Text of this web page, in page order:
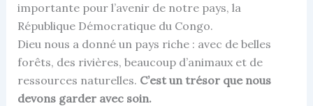
importante pour l’avenir de notre pays, la
République Démocratique du Congo.
Dieu nous a donné un pays riche : avec de belles
forêts, des rivières, beaucoup d’animaux et de
ressources naturelles. C’est un trésor que nous
devons garder avec soin.